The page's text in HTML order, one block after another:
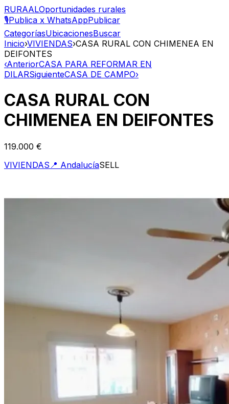
RURAALOportunidades rurales
🎙️Publica x WhatsAppPublicar
CategoríasUbicacionesBuscar
Inicio›VIVIENDAS›CASA RURAL CON CHIMENEA EN
DEIFONTES
‹AnteriorCASA PARA REFORMAR EN
DILARSiguienteCASA DE CAMPO›
CASA RURAL CON
CHIMENEA EN DEIFONTES
119.000 €
VIVIENDAS 📍 AndalucíaSELL